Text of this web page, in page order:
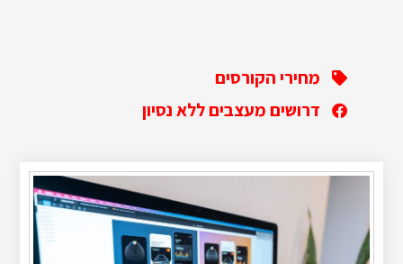
מחירי הקורסים
דרושים מעצבים ללא נסיון